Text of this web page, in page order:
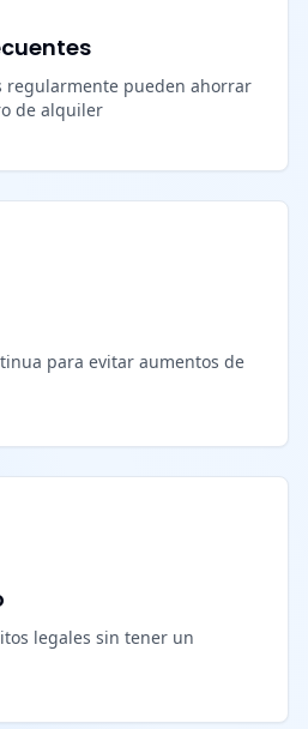
regularmente pueden ahorrar
de alquiler
para evitar aumentos de
legales sin tener un